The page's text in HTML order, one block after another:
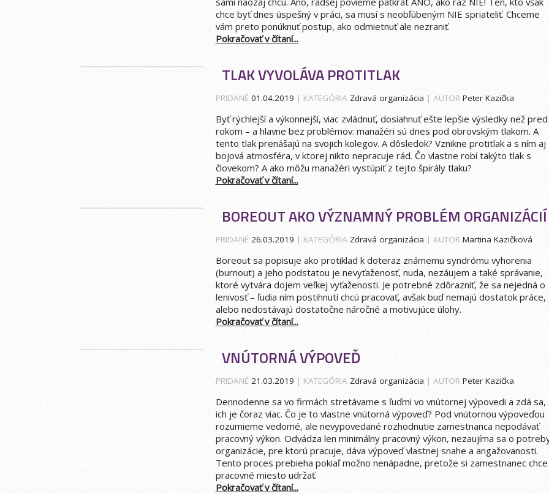
chce byť dnes úspešný v práci, sa musí s neobľúbeným NIE spriateliť. Chceme
vám preto ponúknuť postup, ako odmietnuť ale nezraniť.
Pokračovať v čítaní...
TLAK VYVOLÁVA PROTITLAK
PRIDANÉ 01.04.2019 | KATEGÓRIA Zdravá organizácia | AUTOR Peter Kazička
Byť rýchlejší a výkonnejší, viac zvládnuť, dosiahnuť ešte lepšie výsledky než pred
rokom – a hlavne bez problémov: manažéri sú dnes pod obrovským tlakom. A
tento tlak prenášajú na svojich kolegov. A dôsledok? Vznikne protitlak a s ním aj
bojová atmosféra, v ktorej nikto nepracuje rád. Čo vlastne robí takýto tlak s
človekom? A ako môžu manažéri vystúpiť z tejto špirály tlaku?
Pokračovať v čítaní...
BOREOUT AKO VÝZNAMNÝ PROBLÉM ORGANIZÁCIÍ
PRIDANÉ 26.03.2019 | KATEGÓRIA Zdravá organizácia | AUTOR Martina Kazičková
Boreout sa popisuje ako protiklad k doteraz známemu syndrómu vyhorenia
(burnout) a jeho podstatou je nevyťaženosť, nuda, nezáujem a také správanie,
ktoré vytvára dojem veľkej vyťaženosti. Je potrebné zdôrazniť, že sa nejedná o
lenivosť – ľudia ním postihnutí chcú pracovať, avšak buď nemajú dostatok práce,
alebo nedostávajú dostatočne náročné a motivujúce úlohy.
Pokračovať v čítaní...
VNÚTORNÁ VÝPOVEĎ
PRIDANÉ 21.03.2019 | KATEGÓRIA Zdravá organizácia | AUTOR Peter Kazička
Dennodenne sa vo firmách stretávame s ľuďmi vo vnútornej výpovedi a zdá sa,
ich je čoraz viac. Čo je to vlastne vnútorná výpoveď? Pod vnútornou výpoveďou
rozumieme vedomé, ale nevypovedané rozhodnutie zamestnanca nepodávať
pracovný výkon. Odvádza len minimálny pracovný výkon, nezaujíma sa o
organizácie, pre ktorú pracuje, dáva výpoveď vlastnej snahe a angažovanosti.
Tento proces prebieha pokiaľ možno nenápadne, pretože si zamestnanec chce
pracovné miesto udržať.
Pokračovať v čítaní...